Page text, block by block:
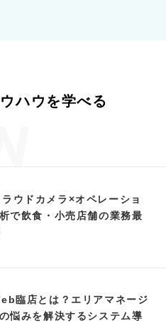
ハウを学べる
ラウドカメラ×オペレーショ
で飲食・小売店舗の業務最
臨店とは？エリアマネージ
悩みを解決するシステム導